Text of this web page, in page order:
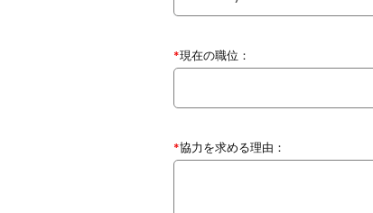
*現在の職位：
*協力を求める理由：